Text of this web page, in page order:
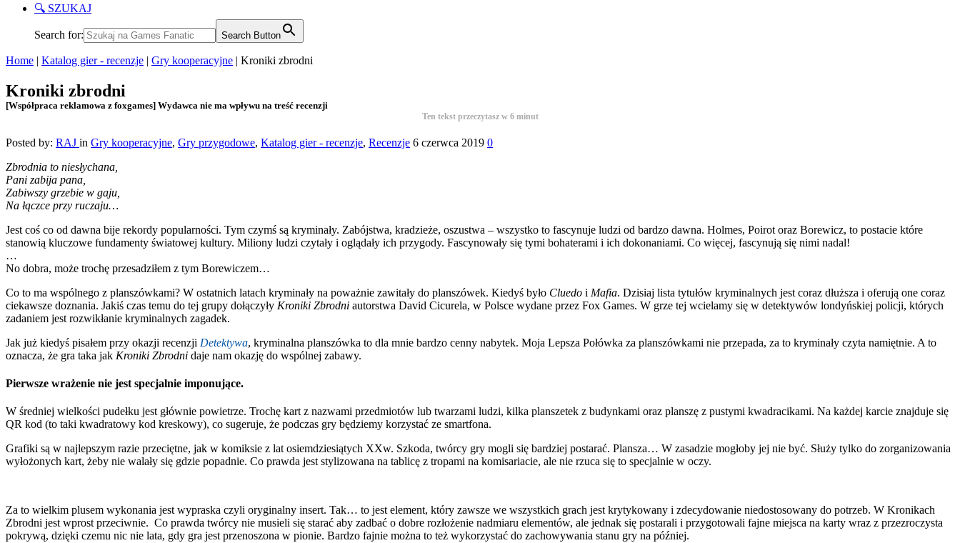
🔍 SZUKAJ
Search for: Search Button
Home | Katalog gier - recenzje | Gry kooperacyjne | Kroniki zbrodni
Kroniki zbrodni
[Współpraca reklamowa z foxgames] Wydawca nie ma wpływu na treść recenzji
Ten tekst przeczytasz w 6 minut
Posted by: RAJ in Gry kooperacyjne, Gry przygodowe, Katalog gier - recenzje, Recenzje 6 czerwca 2019 0
Zbrodnia to niesłychana,
Pani zabija pana,
Zabiwszy grzebie w gaju,
Na łączce przy ruczaju…
Jest coś co od dawna bije rekordy popularności. Tym czymś są kryminały. Zabójstwa, kradzieże, oszustwa – wszystko to fascynuje ludzi od bardzo dawna. Holmes, Poirot oraz Borewicz, to postacie które
stanowią kluczowe fundamenty światowej kultury. Miliony ludzi czytały i oglądały ich przygody. Fascynowały się tymi bohaterami i ich dokonaniami. Co więcej, fascynują się nimi nadal!
…
No dobra, może trochę przesadziłem z tym Borewiczem…
Co to ma wspólnego z planszówkami? W ostatnich latach kryminały na poważnie zawitały do planszówek. Kiedyś było Cluedo i Mafia. Dzisiaj lista tytułów kryminalnych jest coraz dłuższa i oferują one coraz
ciekawsze doznania. Jakiś czas temu do tej grupy dołączyły Kroniki Zbrodni autorstwa David Cicurela, w Polsce wydane przez Fox Games. W grze tej wcielamy się w detektywów londyńskiej policji, których
zadaniem jest rozwikłanie kryminalnych zagadek.
Jak już kiedyś pisałem przy okazji recenzji Detektywa, kryminalna planszówka to dla mnie bardzo cenny nabytek. Moja Lepsza Połówka za planszówkami nie przepada, za to kryminały czyta namiętnie. A to
oznacza, że gra taka jak Kroniki Zbrodni daje nam okazję do wspólnej zabawy.
Pierwsze wrażenie nie jest specjalnie imponujące.
W średniej wielkości pudełku jest głównie powietrze. Trochę kart z nazwami przedmiotów lub twarzami ludzi, kilka planszetek z budynkami oraz planszę z pustymi kwadracikami. Na każdej karcie znajduje się
QR kod (to taki kwadratowy kod kreskowy), co sugeruje, że podczas gry będziemy korzystać ze smartfona.
Grafiki są w najlepszym razie przeciętne, jak w komiksie z lat osiemdziesiątych XXw. Szkoda, twórcy gry mogli się bardziej postarać. Plansza… W zasadzie mogłoby jej nie być. Służy tylko do zorganizowania
wyłożonych kart, żeby nie walały się gdzie popadnie. Co prawda jest stylizowana na tablicę z tropami na komisariacie, ale nie rzuca się to specjalnie w oczy.
Za to wielkim plusem wykonania jest wypraska czyli oryginalny insert. Tak… to jest element, który zawsze we wszystkich grach jest krytykowany i zdecydowanie niedostosowany do potrzeb. W Kronikach
Zbrodni jest wprost przeciwnie. Co prawda twórcy nie musieli się starać aby zadbać o dobre rozłożenie nadmiaru elementów, ale jednak się postarali i przygotowali fajne miejsca na karty wraz z przezroczysta
pokrywą, dzięki czemu nic nie lata, gdy gra jest przenoszona w pionie. Bardzo fajnie można to też wykorzystać do zachowywania stanu gry na później.